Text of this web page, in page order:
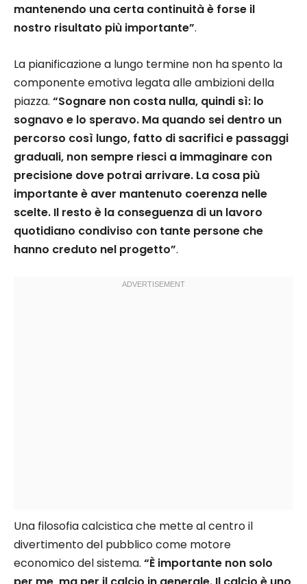
mantenendo una certa continuità è forse il
nostro risultato più importante”.
La pianificazione a lungo termine non ha spento la
componente emotiva legata alle ambizioni della
piazza. “Sognare non costa nulla, quindi sì: lo
sognavo e lo speravo. Ma quando sei dentro un
percorso così lungo, fatto di sacrifici e passaggi
graduali, non sempre riesci a immaginare con
precisione dove potrai arrivare. La cosa più
importante è aver mantenuto coerenza nelle
scelte. Il resto è la conseguenza di un lavoro
quotidiano condiviso con tante persone che
hanno creduto nel progetto”.
Una filosofia calcistica che mette al centro il
divertimento del pubblico come motore
economico del sistema. “È importante non solo